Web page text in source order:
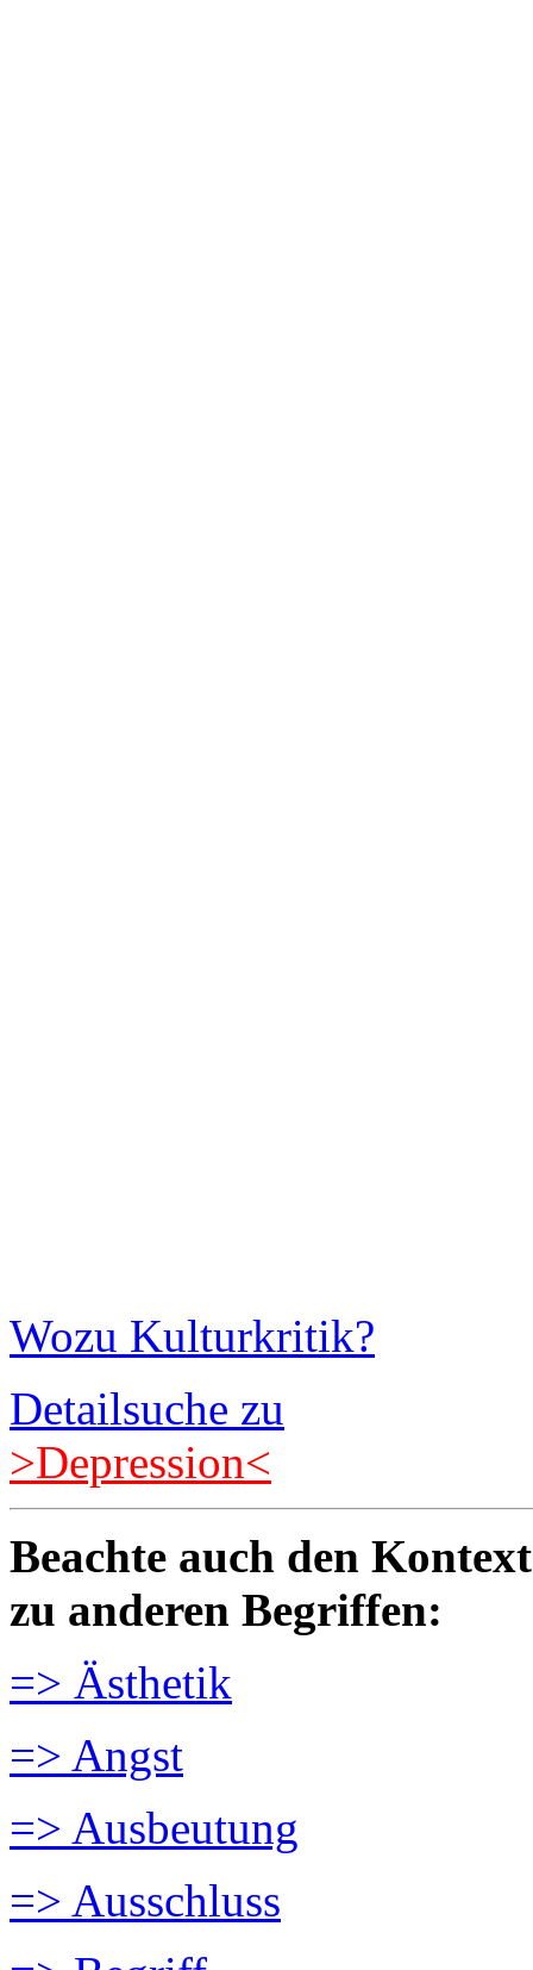
Wozu Kulturkritik?
Detailsuche zu
>Depression<
Beachte auch den Kontext
zu anderen Begriffen:
=> Ästhetik
=> Angst
=> Ausbeutung
=> Ausschluss